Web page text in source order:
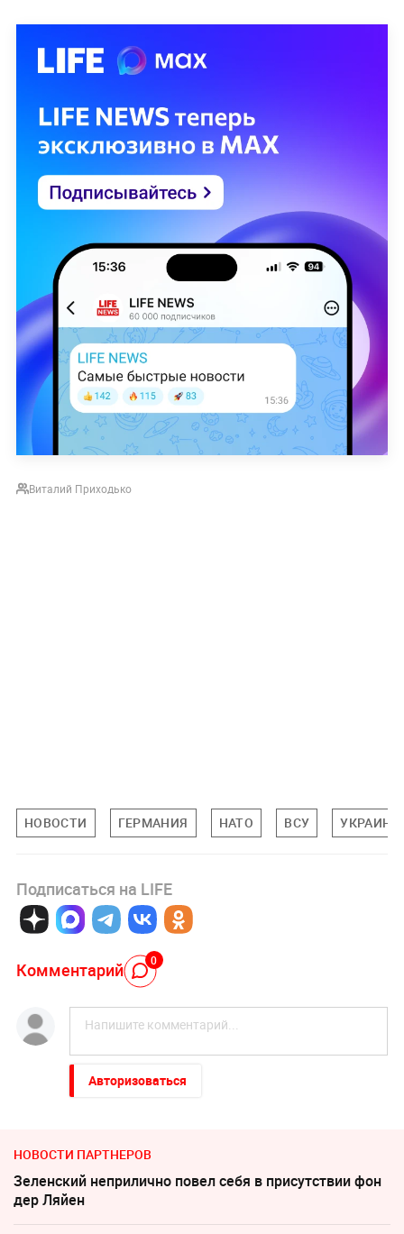
Виталий Приходько
НОВОСТИ ГЕРМАНИЯ НАТО ВСУ УКРАИНА
Подписаться на LIFE
Комментарий 0
Авторизоваться
НОВОСТИ ПАРТНЕРОВ
Зеленский неприлично повел cебя в присутствии фон
дер Ляйен